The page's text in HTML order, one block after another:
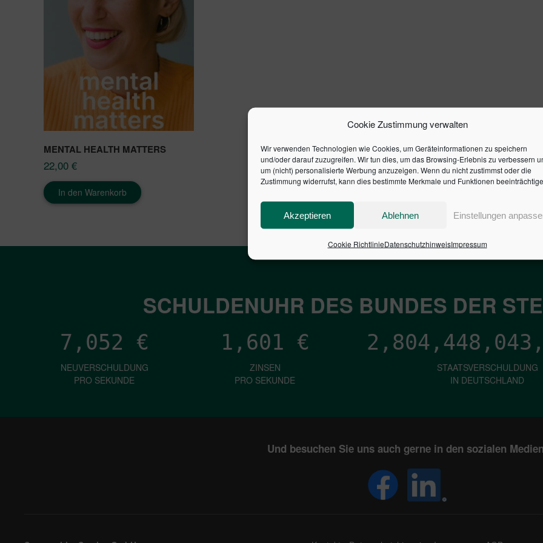
Cookie Zustimmung verwalten
Wir verwenden Technologien wie Cookies, um Geräteinformationen zu speichern
und/oder darauf zuzugreifen. Wir tun dies, um das Browsing-Erlebnis zu verbessern
um (nicht) personalisierte Werbung anzuzeigen. Wenn du nicht zustimmst oder die
Zustimmung widerrufst, kann dies bestimmte Merkmale und Funktionen
Akzeptieren Ablehnen Einstellungen
Cookie RichtlinieDatenschutzhinweisImpressum
MENTAL HEALTH MATTERS
22,00 €
In den Warenkorb
SCHULDENUHR DES BUNDES DER
7,052 €
NEUVERSCHULDUNG
PRO SEKUNDE
1,601 €
ZINSEN
PRO SEKUNDE
STAATSVERSCHULDUNG
IN DEUTSCHLAND
Und besuchen Sie uns auch gerne in den sozialen